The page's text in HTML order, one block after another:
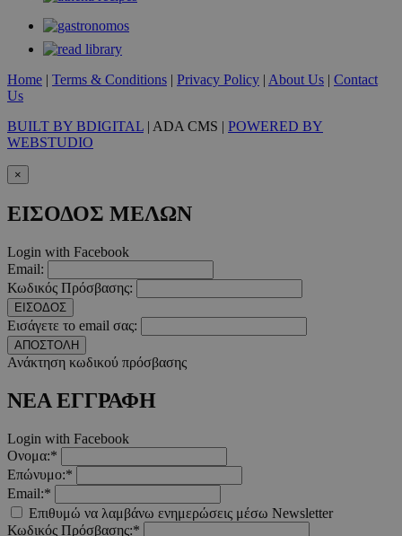
Home | Terms & Conditions | Privacy Policy | About Us | Contact
Us
BUILT BY BDIGITAL | ADA CMS | POWERED BY
WEBSTUDIO
×
ΕΙΣΟΔΟΣ ΜΕΛΩΝ
Login with Facebook
Email:
Κωδικός Πρόσβασης:
ΕΙΣΟΔΟΣ
Εισάγετε το email σας:
ΑΠΟΣΤΟΛΗ
Ανάκτηση κωδικού πρόσβασης
ΝΕΑ ΕΓΓΡΑΦΗ
Login with Facebook
Ονομα:*
Επώνυμο:*
Email:*
Επιθυμώ να λαμβάνω ενημερώσεις μέσω Newsletter
Κωδικός Πρόσβασης:*